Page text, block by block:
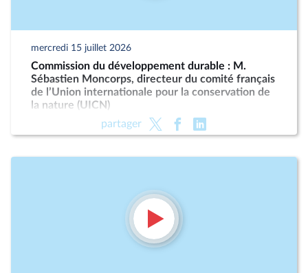
mercredi 15 juillet 2026
Commission du développement durable : M.
Sébastien Moncorps, directeur du comité français
de l’Union internationale pour la conservation de
la nature (UICN)
partager